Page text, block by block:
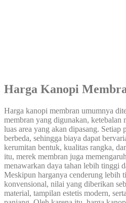
Harga Kanopi
Harga kanopi membran umumnya
membran yang digunakan, ketebalan
luas area yang akan dipasang.
berbeda, sehingga biaya dapat
kerumitan bentuk, kualitas rangka,
itu, merek membran juga
menawarkan daya tahan lebih tinggi
Meskipun harganya cenderung lebih
konvensional, nilai yang diberikan
material, tampilan estetis modern,